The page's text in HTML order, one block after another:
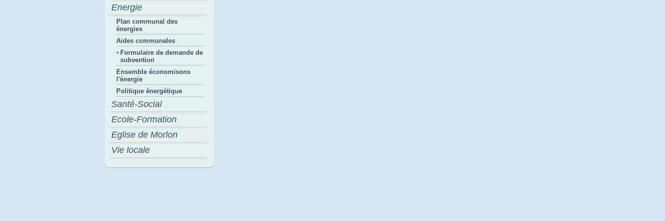
Energie
Plan communal des
énergies
Aides communales
Formulaire de demande de
subvention
Ensemble économisons
l'énergie
Politique énergétique
Santé-Social
Ecole-Formation
Eglise de Morlon
Vie locale